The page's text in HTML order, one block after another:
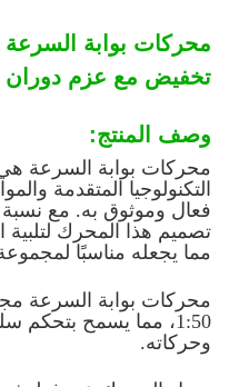
تخفيض مع عزم دوران Hogh
وصف المنتج:
محركات بوابة السرعة
التكنولوجيا المتقدمة
تصميم هذا المحرك لتلبية
مما يجعله مناسبًا
1:50، مما يسمح
وحركاته.